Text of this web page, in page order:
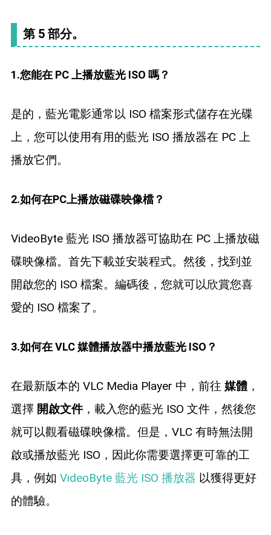
第 5 部分。
1.您能在 PC 上播放藍光 ISO 嗎？
是的，藍光電影通常以 ISO 檔案形式儲存在光碟
上，您可以使用有用的藍光 ISO 播放器在 PC 上
播放它們。
2.如何在PC上播放磁碟映像檔？
VideoByte 藍光 ISO 播放器可協助在 PC 上播放磁
碟映像檔。首先下載並安裝程式。然後，找到並
開啟您的 ISO 檔案。編碼後，您就可以欣賞您喜
愛的 ISO 檔案了。
3.如何在 VLC 媒體播放器中播放藍光 ISO？
在最新版本的 VLC Media Player 中，前往 媒體，
選擇 開啟文件，載入您的藍光 ISO 文件，然後您
就可以觀看磁碟映像檔。但是，VLC 有時無法開
啟或播放藍光 ISO，因此你需要選擇更可靠的工
具，例如 VideoByte 藍光 ISO 播放器 以獲得更好
的體驗。